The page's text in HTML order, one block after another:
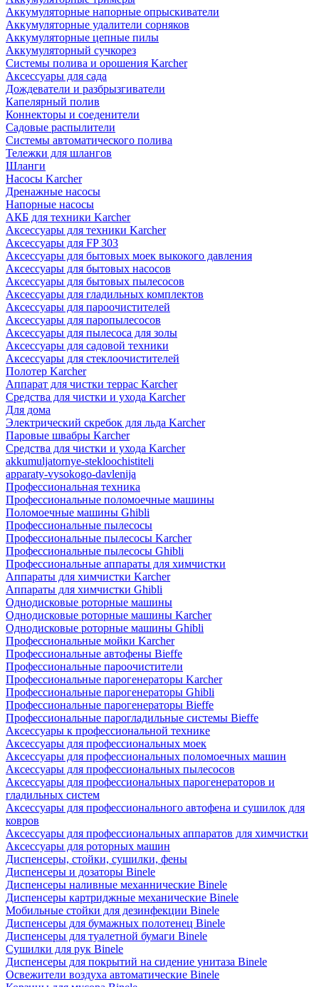
Аккумуляторные напорные опрыскиватели
Аккумуляторные удалители сорняков
Аккумуляторные цепные пилы
Аккумуляторный сучкорез
Системы полива и орошения Karcher
Аксессуары для сада
Дождеватели и разбрызгиватели
Капелярный полив
Коннекторы и соеденители
Садовые распылители
Системы автоматического полива
Тележки для шлангов
Шланги
Насосы Karcher
Дренажные насосы
Напорные насосы
АКБ для техники Karcher
Аксессуары для техники Karcher
Аксессуары для FP 303
Аксессуары для бытовых моек выкокого давления
Аксессуары для бытовых насосов
Аксессуары для бытовых пылесосов
Аксессуары для гладильных комплектов
Аксессуары для пароочистителей
Аксессуары для паропылесосов
Аксессуары для пылесоса для золы
Аксессуары для садовой техники
Аксессуары для стеклоочистителей
Полотер Karcher
Аппарат для чистки террас Karcher
Средства для чистки и ухода Karcher
Для дома
Электрический скребок для льда Karcher
Паровые швабры Karcher
Средства для чистки и ухода Karcher
akkumuljatornye-stekloochistiteli
apparaty-vysokogo-davlenija
Профессиональная техника
Профессиональные поломоечные машины
Поломоечные машины Ghibli
Профессиональные пылесосы
Профессиональные пылесосы Karcher
Профессиональные пылесосы Ghibli
Профессиональные аппараты для химчистки
Аппараты для химчистки Karcher
Аппараты для химчистки Ghibli
Однодисковые роторные машины
Однодисковые роторные машины Karcher
Однодисковые роторные машины Ghibli
Профессиональные мойки Karcher
Профессиональные автофены Bieffe
Профессиональные пароочистители
Профессиональные парогенераторы Karcher
Профессиональные парогенераторы Ghibli
Профессиональные парогенераторы Bieffe
Профессиональные парогладильные системы Bieffe
Аксессуары к профессиональной технике
Аксессуары для профессиональных моек
Аксессуары для профессиональных поломоечных машин
Аксессуары для профессиональных пылесосов
Аксессуары для профессиональных парогенераторов и
гладильных систем
Аксессуары для профессионального автофена и сушилок для
ковров
Аксессуары для профессиональных аппаратов для химчистки
Аксессуары для роторных машин
Диспенсеры, стойки, сушилки, фены
Диспенсеры и дозаторы Binele
Диспенсеры наливные механнические Binele
Диспенсеры картриджные механические Binele
Мобильные стойки для дезинфекции Binele
Диспенсеры для бумажных полотенец Binele
Диспенсеры для туалетной бумаги Binele
Сушилки для рук Binele
Диспенсеры для покрытий на сидение унитаза Binele
Освежители воздуха автоматические Binele